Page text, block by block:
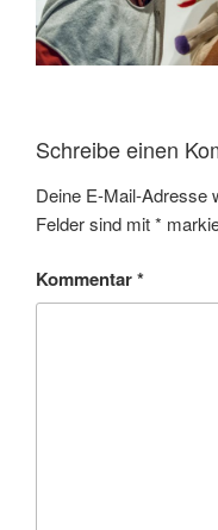
Schreibe einen
Deine E-Mail-Adresse
Felder sind mit*
Kommentar*